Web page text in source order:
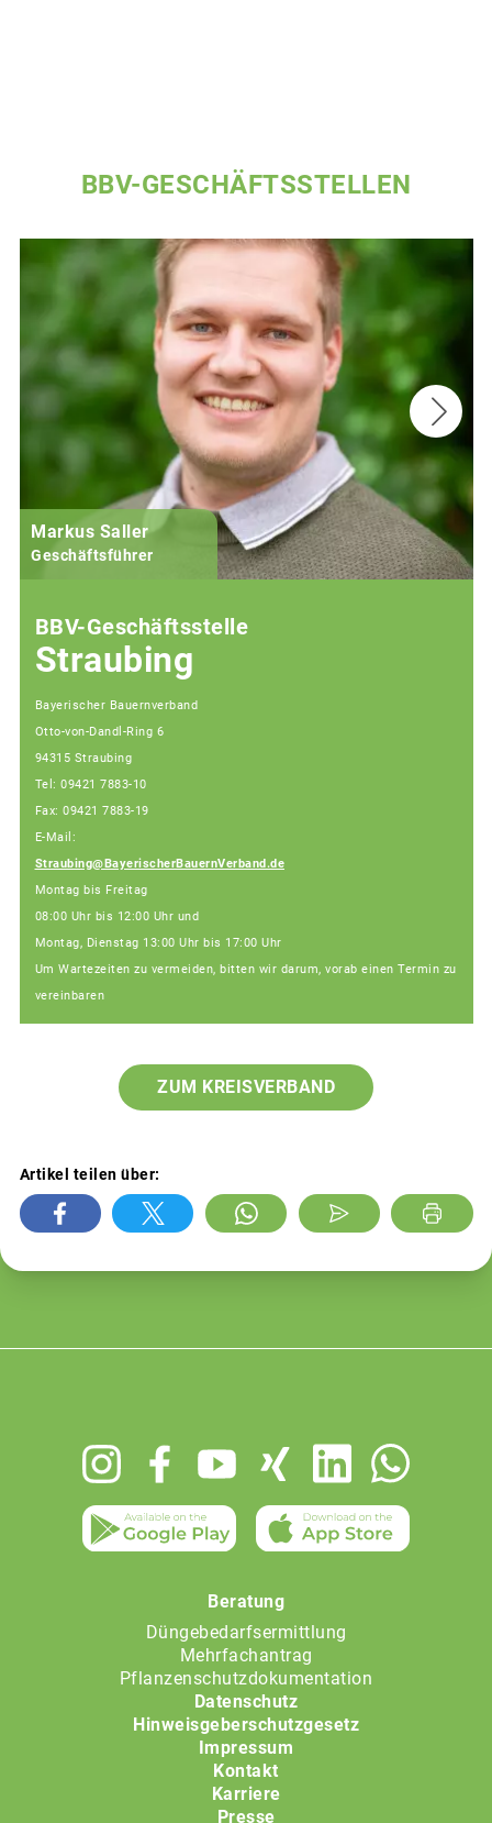
BBV-GESCHÄFTSSTELLEN
Markus Saller
Geschäftsführer
BBV-Geschäftsstelle
Straubing
Bayerischer Bauernverband
Otto-von-Dandl-Ring 6
94315 Straubing
Tel: 09421 7883-10
Fax: 09421 7883-19
E-Mail:
Straubing@BayerischerBauernVerband.de
Montag bis Freitag
08:00 Uhr bis 12:00 Uhr und
Montag, Dienstag 13:00 Uhr bis 17:00 Uhr
Um Wartezeiten zu vermeiden, bitten wir darum, vorab einen Termin zu
vereinbaren
ZUM KREISVERBAND
Artikel teilen über:
Beratung
Düngebedarfsermittlung
Mehrfachantrag
Pflanzenschutzdokumentation
Datenschutz
Hinweisgeberschutzgesetz
Impressum
Kontakt
Karriere
Presse